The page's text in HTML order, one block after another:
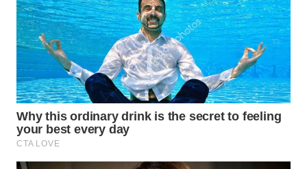
WN
SAMOSIR
WN
PADANG
LAWAS
WN
SUMEDANG